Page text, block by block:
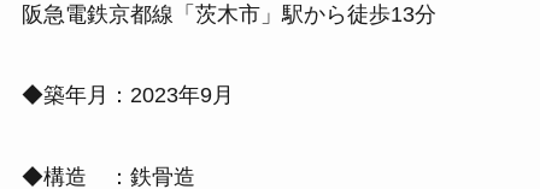
阪急電鉄京都線「茨木市」駅から徒歩13分
◆築年月：2023年9月
◆構造 ：鉄骨造